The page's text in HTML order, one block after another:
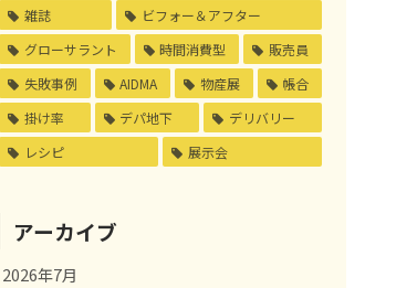
雑誌
ビフォー＆アフター
グローサラント
時間消費型
販売員
失敗事例
AIDMA 物産展
帳合
掛け率
デパ地下
デリバリー
レシピ
展示会
アーカイブ
2026年7月